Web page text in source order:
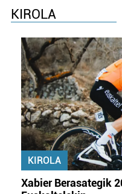
KIROLA
KIROLA
Xabier Berasategik